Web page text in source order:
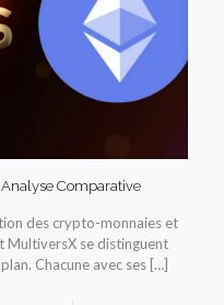
Comparative
des crypto-monnaies et
MultiversX se distinguent
Chacune avec ses […]